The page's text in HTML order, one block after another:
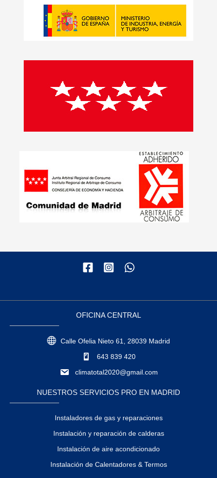
OFICINA CENTRAL
Calle Ofelia Nieto 61, 28039 Madrid
643 839 420
climatotal2020@gmail.com
NUESTROS SERVICIOS PRO EN MADRID
Instaladores de gas y reparaciones
Instalación y reparación de calderas
Instalación de aire acondicionado
Instalación de Calentadores & Termos